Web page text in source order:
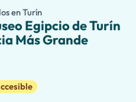
egipcio-de-turin-la-
en un tour privado guiado.
de los faraones en nuestro
momias, sarcófagos,
Amplía tu experiencia
en TurínTour Privado del Museo
Egipcio de Turín
Más Grande